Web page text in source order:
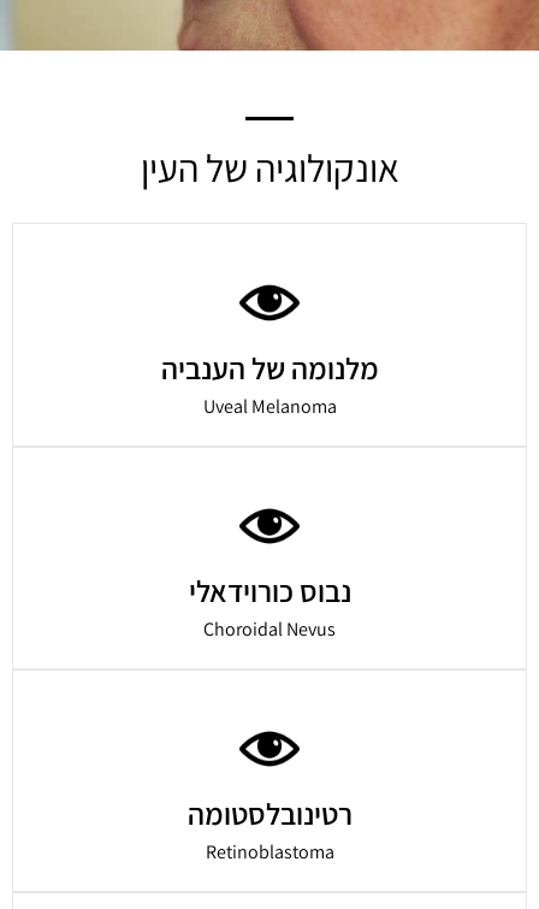
אונקולוגיה של העין
מלנומה של הענביה
Uveal Melanoma
נבוס כורוידאלי
Choroidal Nevus
רטינובלסטומה
Retinoblastoma